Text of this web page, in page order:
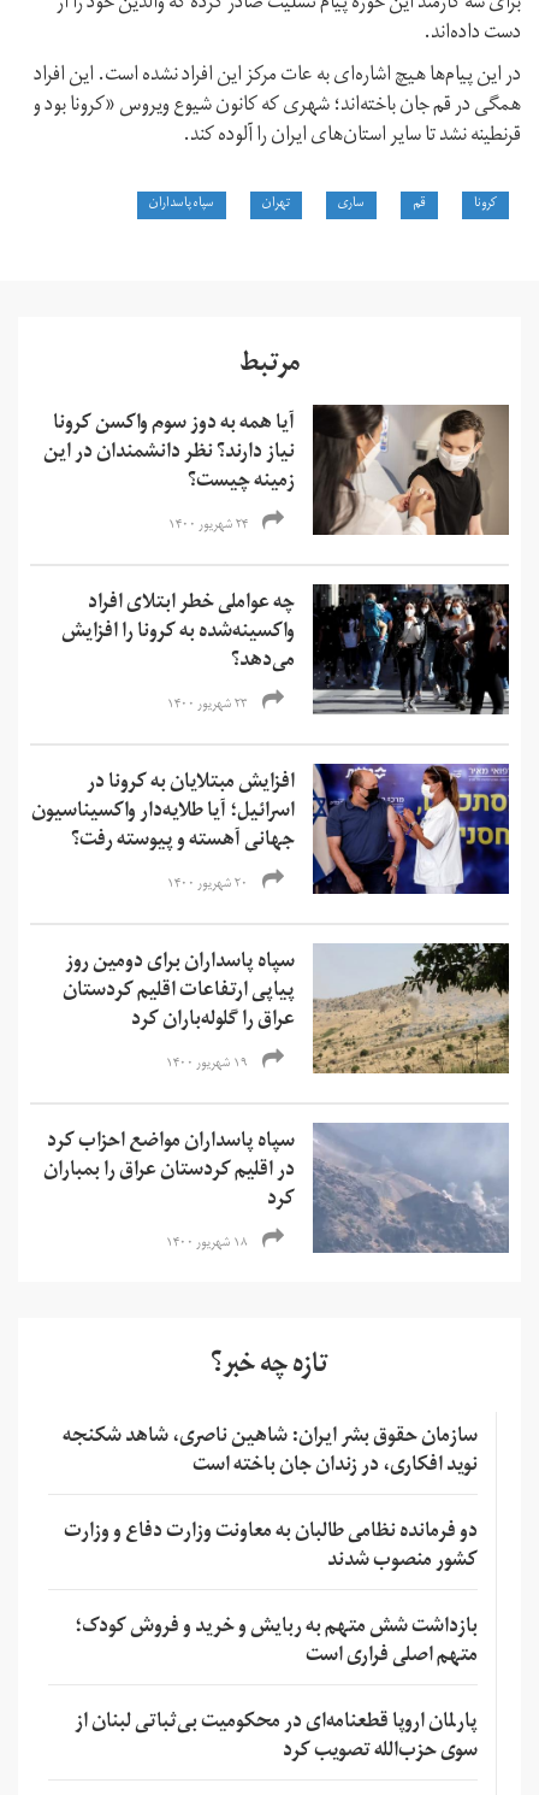
دست داده‌اند.
در این پیام‌ها هیچ اشاره‌ای به عات مرکز این افراد نشده است. این افراد
همگی در قم جان باخته‌اند؛ شهری که کانون شیوع ویروس «کرونا بود و
قرنطینه نشد تا سایر استان‌‌های ایران را آلوده کند.
کرونا قم ساری تهران سپاه پاسداران
مرتبط
آیا همه به دوز سوم واکسن کرونا
نیاز دارند؟ نظر دانشمندان در این
زمینه چیست؟
۲۴ شهریور ۱۴۰۰
چه عواملی خطر ابتلای افراد
واکسینه‌شده به کرونا را افزایش
می‌دهد؟
۲۳ شهریور ۱۴۰۰
افزایش مبتلایان به کرونا در
اسرائیل؛ آیا طلایه‌دار واکسیناسیون
جهانی آهسته و پیوسته رفت؟
۲۰ شهریور ۱۴۰۰
سپاه پاسداران برای دومین روز
پیاپی ارتفاعات اقلیم کردستان
عراق را گلوله‌باران کرد
۱۹ شهریور ۱۴۰۰
سپاه پاسداران مواضع احزاب کرد
در اقلیم کردستان عراق را بمباران
کرد
۱۸ شهریور ۱۴۰۰
تازه چه خبر؟
سازمان حقوق بشر ایران: شاهین ناصری، شاهد شکنجه
نوید افکاری، در زندان جان باخته است
دو فرمانده نظامی طالبان به معاونت وزارت دفاع و وزارت
کشور منصوب شدند
بازداشت شش متهم به ربایش و خرید و فروش کودک؛
متهم اصلی فراری است
پارلمان اروپا قطعنامه‌ای در محکومیت بی‌ثباتی لبنان از
سوی حزب‌الله تصویب کرد